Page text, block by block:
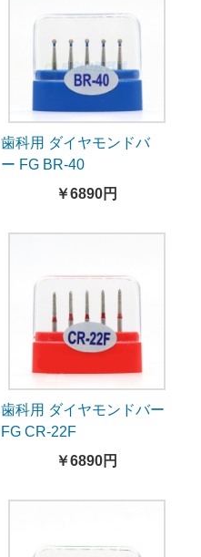
歯科用 ダイヤモンドバ
ー FG BR-40
￥6890円
歯科用 ダイヤモンドバー
FG CR-22F
￥6890円